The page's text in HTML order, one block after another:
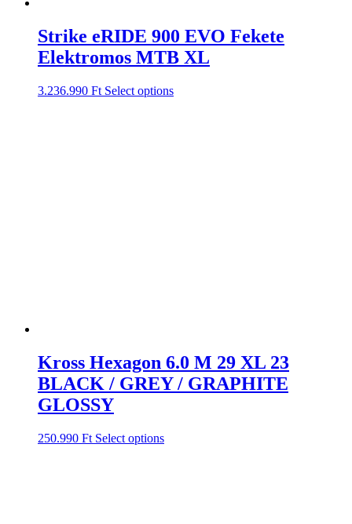
Strike eRIDE 900 EVO Fekete
Elektromos MTB XL
3.236.990 Ft Select options
Kross Hexagon 6.0 M 29 XL 23
BLACK / GREY / GRAPHITE
GLOSSY
250.990 Ft Select options